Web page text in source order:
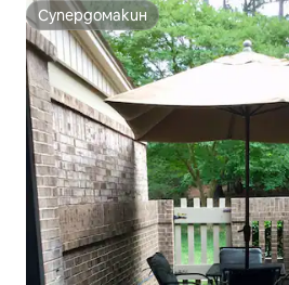
Супердомакин
Супердомакин